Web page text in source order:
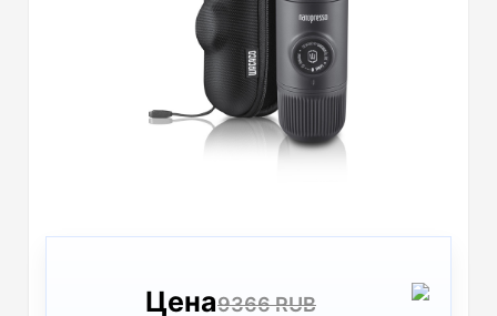
Цена9366 RUB